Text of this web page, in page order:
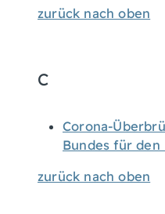
zurück nach oben
C
Corona-
Bundes für
zurück nach oben